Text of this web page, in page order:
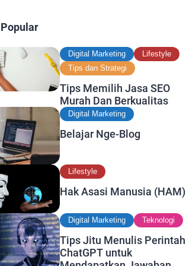
Digital Marketing
Lifestyle
Tips dan Strategi
Tips Memilih Jasa SEO
Murah Dan Berkualitas
Digital Marketing
Belajar Nge-Blog
Lifestyle
Hak Asasi Manusia (HAM)
Digital Marketing Teknologi
Tips Jitu Menulis Perintah
ChatGPT untuk